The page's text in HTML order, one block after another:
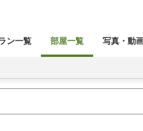
ン一覧 部屋一覧 写真・動